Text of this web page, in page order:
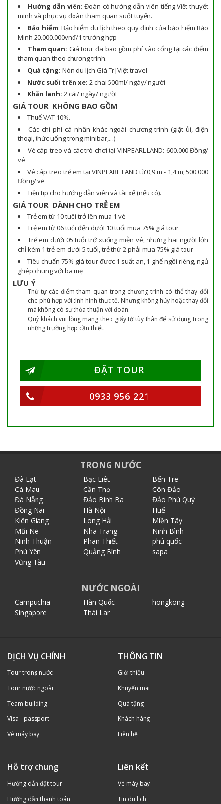
Hướng dẫn viên: Đoàn có hướng dẫn viên tiếng Việt thuyết
minh và phục vụ đoàn tham quan suốt tuyến.
Bảo hiểm: Bảo hiểm du lịch theo quy định của bảo hiểm Bảo
Minh 20.000.000vnđ/1 trường hợp
Tham quan: Giá tour đã bao gồm phí vào cổng tại các điểm
tham quan theo chương trình.
Quà tặng: Nón du lịch Giá Trị Việt travel
Nước suối trên xe: 2 chai 500ml/ ngày/ người
Khăn lanh: 2 cái/ ngày/ người
GIÁ TOUR KHÔNG BAO GỒM
Thuế VAT 10%.
Các chi phí cá nhân khác ngoài chương trình (giặt ủi, điện
thoại, thức uống trong minibar,…)
Vé cáp treo và các trò chơi tại VINPEARL LAND: 600.000 Đồng/
vé
Vé cáp treo trẻ em tại VINPEARL LAND từ 0,9 m - 1,4 m; 500.000
Đồng/ vé
Tiền tip cho hướng dẫn viên và tài xế (nếu có).
GIÁ TOUR DÀNH CHO TRẺ EM
Trẻ em từ 10 tuổi trở lên mua 1 vé
Trẻ em từ 06 tuổi đến dưới 10 tuổi mua 75% giá tour
Trẻ em dưới 05 tuổi trở xuống miễn vé, nhưng hai người lớn
chỉ kèm 1 trẻ em dưới 5 tuổi, trẻ thứ 2 phải mua 75% giá tour
Tiêu chuẩn 75% giá tour được 1 suất an, 1 ghế ngồi riêng, ngủ
ghép chung với ba mẹ
LƯU Ý
Thứ tự các điểm tham quan trong chương trình có thể thay đổi
cho phù hợp với tình hình thực tế. Nhưng không hủy hoặc thay đổi
mà không có sự thỏa thuận với đoàn.
Quý khách vui lòng mang theo giấy tờ tùy thân để sử dụng trong
những trường hợp cần thiết.
ĐẶT TOUR
0933 956 221
TRONG NƯỚC
Đà Lạt Bạc Liêu
Bến Tre
Cà Mau
Cần Thơ
Côn Đảo
Đà Nẵng
Đảo Bình Ba
Đảo Phú Quý
Đồng Nai
Hà Nội
Huế
Kiên Giang
Long Hải
Miền Tây
Mũi Né
Nha Trang
Ninh Bình
Ninh Thuận
Phan Thiết
phú quốc
Phú Yên
Quảng Bình
sapa
Vũng Tàu
NƯỚC NGOÀI
Campuchia Hàn Quốc
hongkong
Singapore
Thái Lan
DỊCH VỤ CHÍNH
Tour trong nước
Tour nước ngoài
Team building
Visa - passport
Vé máy bay
THÔNG TIN
Giới thiệu
Khuyến mãi
Quà tặng
Khách hàng
Liên hệ
Hỗ trợ chung
Hướng dẫn đặt tour
Hướng dẫn thanh toán
Liên kết
Vé máy bay
Tin du lịch